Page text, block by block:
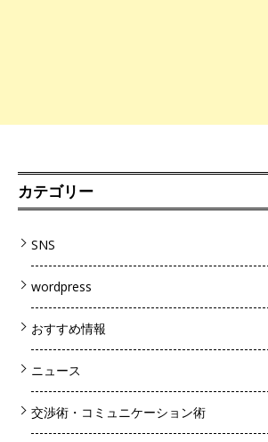
カテゴリー
SNS
wordpress
おすすめ情報
ニュース
交渉術・コミュニケーション術